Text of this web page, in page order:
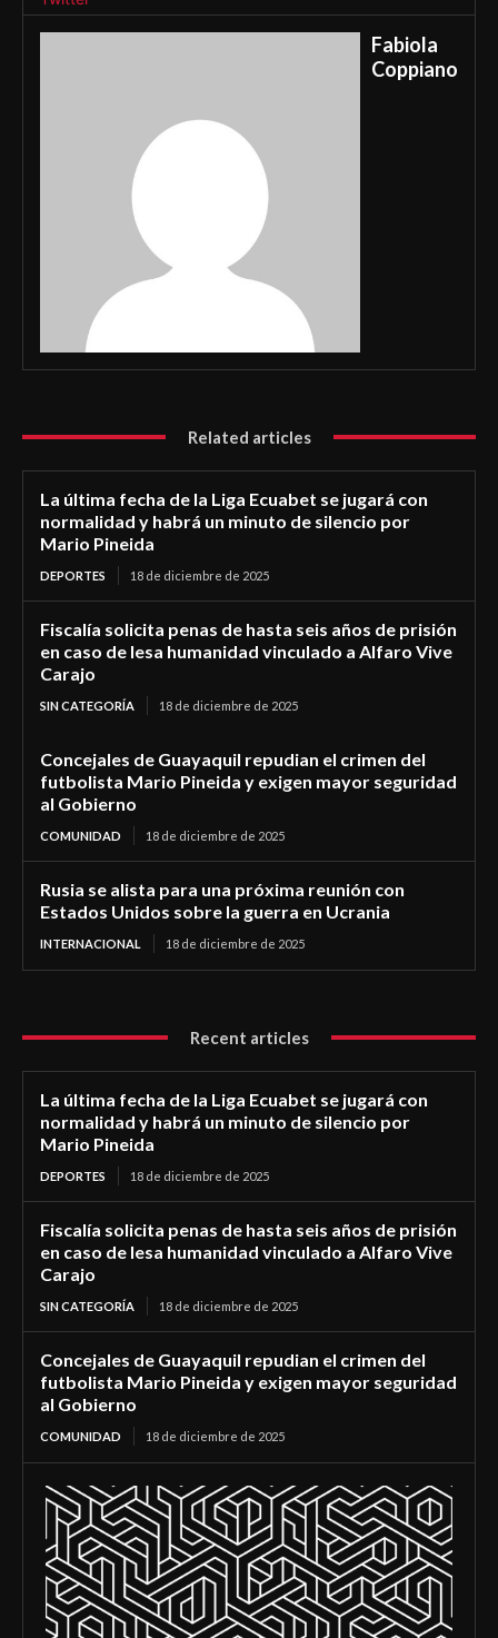
Fabiola
Coppiano
Related articles
La última fecha de la Liga Ecuabet se jugará con
normalidad y habrá un minuto de silencio por
Mario Pineida
DEPORTES 18 de diciembre de 2025
Fiscalía solicita penas de hasta seis años de prisión
en caso de lesa humanidad vinculado a Alfaro Vive
Carajo
SIN CATEGORÍA 18 de diciembre de 2025
Concejales de Guayaquil repudian el crimen del
futbolista Mario Pineida y exigen mayor seguridad
al Gobierno
COMUNIDAD 18 de diciembre de 2025
Rusia se alista para una próxima reunión con
Estados Unidos sobre la guerra en Ucrania
INTERNACIONAL 18 de diciembre de 2025
Recent articles
La última fecha de la Liga Ecuabet se jugará con
normalidad y habrá un minuto de silencio por
Mario Pineida
DEPORTES 18 de diciembre de 2025
Fiscalía solicita penas de hasta seis años de prisión
en caso de lesa humanidad vinculado a Alfaro Vive
Carajo
SIN CATEGORÍA 18 de diciembre de 2025
Concejales de Guayaquil repudian el crimen del
futbolista Mario Pineida y exigen mayor seguridad
al Gobierno
COMUNIDAD 18 de diciembre de 2025